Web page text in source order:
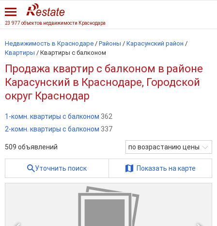
23 977 объектов недвижимости Краснодара
Недвижимость в Краснодаре / Районы / Карасунский район /
Квартиры / Квартиры с балконом
Продажа квартир с балконом в районе
Карасунский в Краснодаре, Городской
округ Краснодар
1-комн. квартиры с балконом 362
2-комн. квартиры с балконом 337
509 объявлений по возрастанию цены
Уточнить поиск Показать на карте